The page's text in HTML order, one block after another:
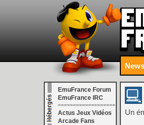
News
EmuFrance Forum
EmuFrance IRC
===================
Actus Jeux Vidéos
Arcade Fans
Un